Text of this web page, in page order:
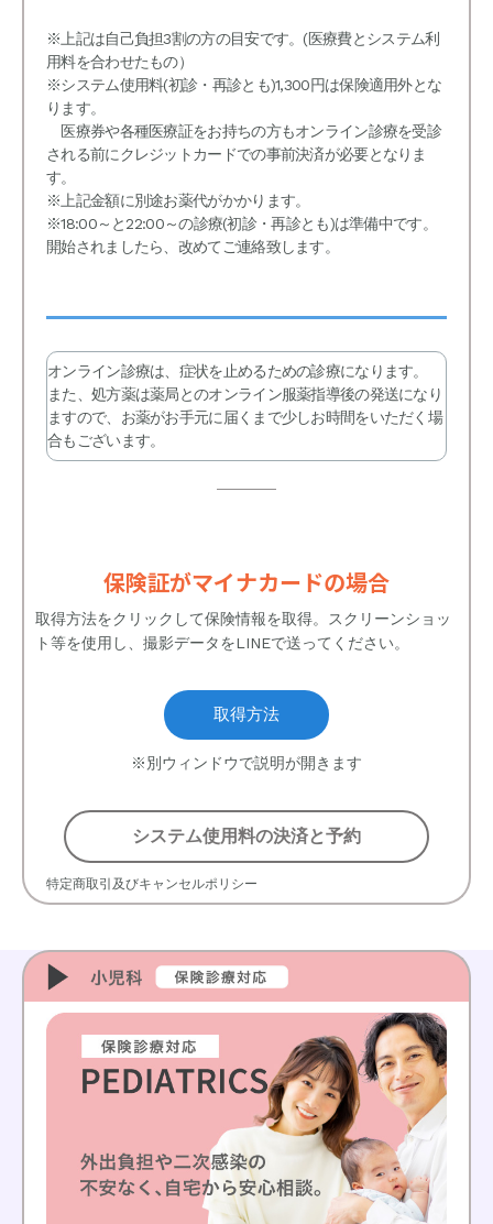
※上記は自己負担3割の方の目安です。(医療費とシステム利
用料を合わせたもの）
※システム使用料(初診・再診とも)1,300円は保険適用外とな
ります。
医療券や各種医療証をお持ちの方もオンライン診療を受診
される前にクレジットカードでの事前決済が必要となりま
す。
※上記金額に別途お薬代がかかります。
※18:00～と22:00～の診療(初診・再診とも)は準備中です。
開始されましたら、改めてご連絡致します。
オンライン診療は、症状を止めるための診療になります。
また、処方薬は薬局とのオンライン服薬指導後の発送になり
ますので、お薬がお手元に届くまで少しお時間をいただく場
合もございます。
保険証がマイナカードの場合
取得方法をクリックして保険情報を取得。スクリーンショッ
ト等を使用し、撮影データをLINEで送ってください。
取得方法
※別ウィンドウで説明が開きます
システム使用料の決済と予約
特定商取引及びキャンセルポリシー